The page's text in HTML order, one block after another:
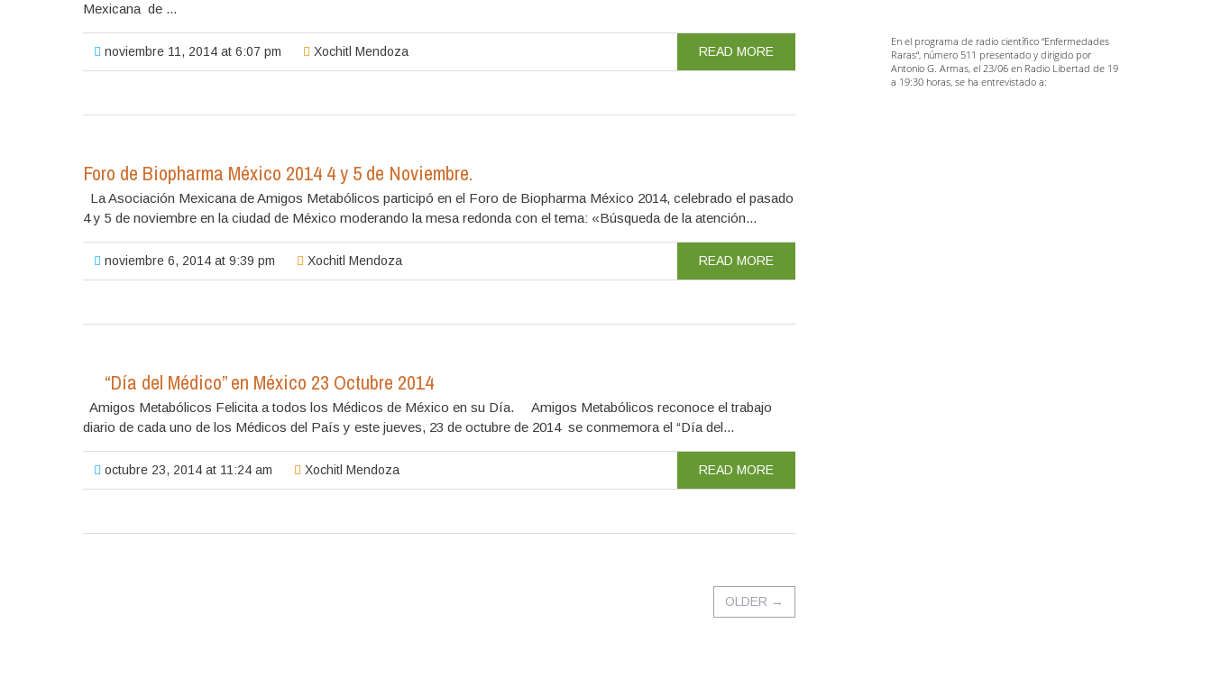
Mexicana de ...
noviembre 11, 2014 at 6:07 pm Xochitl Mendoza READ MORE
Foro de Biopharma México 2014 4 y 5 de Noviembre.
La Asociación Mexicana de Amigos Metabólicos participó en el Foro de Biopharma México 2014, celebrado el pasado
4 y 5 de noviembre en la ciudad de México moderando la mesa redonda con el tema: «Búsqueda de la atención...
noviembre 6, 2014 at 9:39 pm Xochitl Mendoza READ MORE
“Día del Médico” en México 23 Octubre 2014
Amigos Metabólicos Felicita a todos los Médicos de México en su Día. Amigos Metabólicos reconoce el trabajo
diario de cada uno de los Médicos del País y este jueves, 23 de octubre de 2014 se conmemora el “Día del...
octubre 23, 2014 at 11:24 am Xochitl Mendoza READ MORE
OLDER →